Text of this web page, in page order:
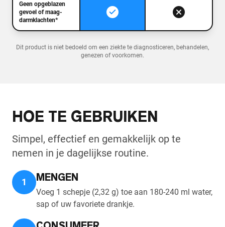
Geen opgeblazen
gevoel of maag-
darmklachten*
Dit product is niet bedoeld om een ziekte te diagnosticeren, behandelen,
genezen of voorkomen.
HOE TE GEBRUIKEN
Simpel, effectief en gemakkelijk op te
nemen in je dagelijkse routine.
1 MENGEN
Voeg 1 schepje (2,32 g) toe aan 180-240 ml water,
sap of uw favoriete drankje.